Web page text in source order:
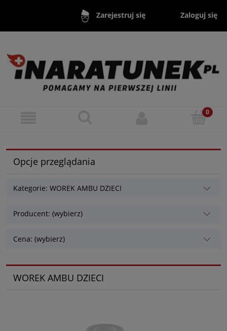
Zarejestruj się Zaloguj się
Opcje przeglądania
Kategorie: WOREK AMBU DZIECI
Producent: (wybierz)
Cena: (wybierz)
WOREK AMBU DZIECI